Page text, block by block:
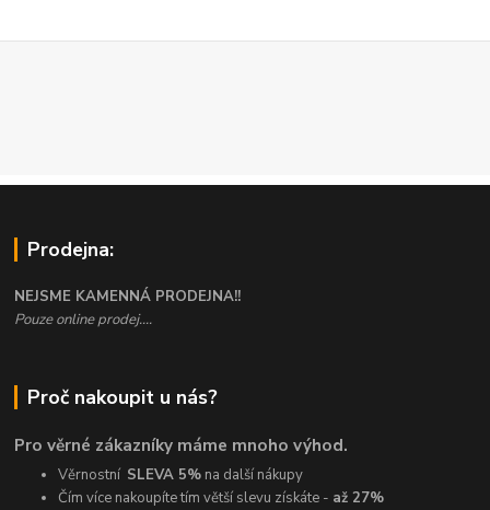
Prodejna:
NEJSME KAMENNÁ PRODEJNA!!
Pouze online prodej....
Proč nakoupit u nás?
Pro věrné zákazníky máme mnoho výhod.
Věrnostní SLEVA 5% na další nákupy
Čím více nakoupíte tím větší slevu získáte - až 27%